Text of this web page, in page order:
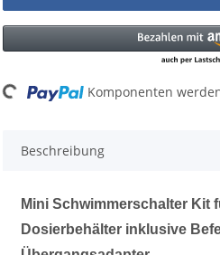
Komponenten
Beschreibung
Mini Schwimmerschalter Kit
Dosierbehälter inklusive